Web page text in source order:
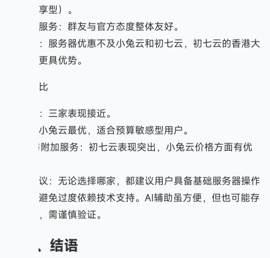
机为共享型）。
社群与服务：群友与官方态度整体友好。
性价比：服务器优惠不及小兔云和初七云，初七云的香港大
埔方案更具优势。
综合对比
稳定性：三家表现接近。
价格：小兔云最优，适合预算敏感型用户。
CDN与附加服务：初七云表现突出，小兔云价格方面有优
使用建议：无论选择哪家，都建议用户具备基础服务器操作
知识，避免过度依赖技术支持。AI辅助虽方便，但也可能存
在误导，需谨慎验证。
四、结语